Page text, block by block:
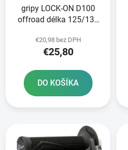
gripy LOCK-ON D100
offroad délka 125/130
šedé
€20,98 bez DPH
€25,80
DO KOŠÍKA